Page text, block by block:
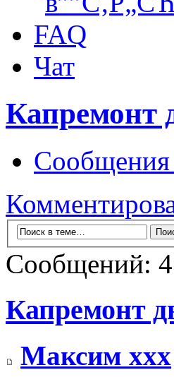
FAQ
Чат
Капремонт
Сообщения
Сообщений:
Капремонт
Максим xxx